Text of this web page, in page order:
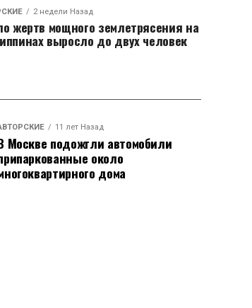
2 недели Назад
жертв мощного землетрясения на
выросло до двух человек
11 лет Назад
Москве подожгли автомобили
около
дома